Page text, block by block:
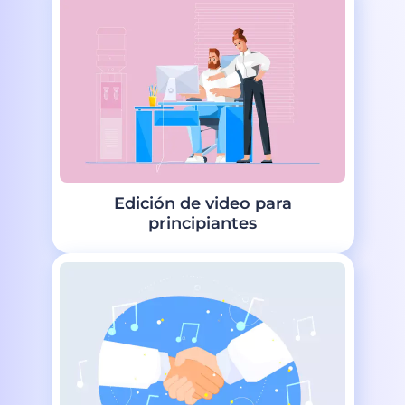
Edición de video para
principiantes